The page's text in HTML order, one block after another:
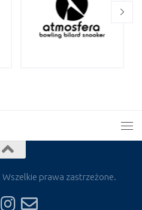
prawa zastrzeżone.